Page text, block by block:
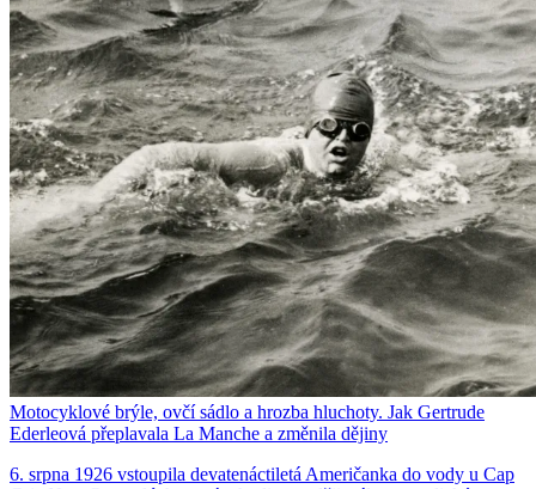
Motocyklové brýle, ovčí sádlo a hrozba hluchoty. Jak Gertrude
Ederleová přeplavala La Manche a změnila dějiny
6. srpna 1926 vstoupila devatenáctiletá Američanka do vody u Cap